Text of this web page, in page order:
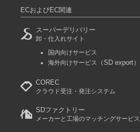
ECおよびEC関連
スーパーデリバリー
卸・仕入れサイト
国内向けサービス
海外向けサービス
（SD export）
COREC
クラウド受注・発注システム
SDファクトリー
メーカーと工場のマッチングサービス